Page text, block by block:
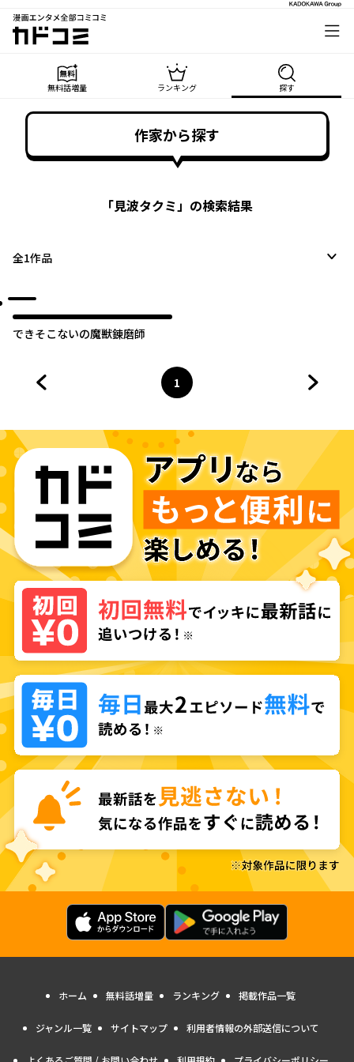
漫画エンタメ全部コミコミ
カドコミ
無料話増量 ランキング 探す
作家から探す
「見波タクミ」の検索結果
全1作品
できそこないの魔獣錬磨師
ページ
1
へ
ホーム 無料話増量 ランキング 掲載作品一覧
ジャンル一覧 サイトマップ 利用者情報の外部送信について